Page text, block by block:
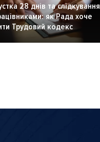
28 днів та слідкування
як Рада хоче
Трудовий кодекс